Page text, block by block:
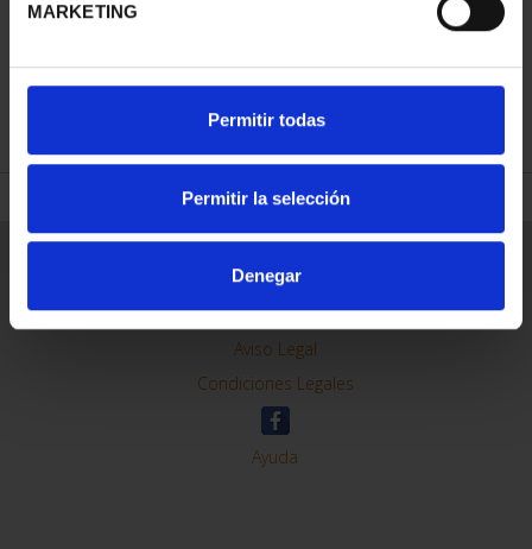
MARKETING
Permitir todas
Permitir la selección
Denegar
REFINAR
Contacto
Preguntas Frequentes (FAQs)
Aviso Legal
Condiciones Legales
Ayuda